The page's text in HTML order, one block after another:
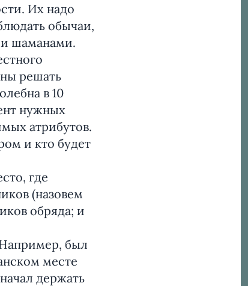
Их надо
обычаи,
шаманами.
решать
в 10
нужных
атрибутов.
и кто будет
где
(назовем
обряда; и
Например, был
месте
держать